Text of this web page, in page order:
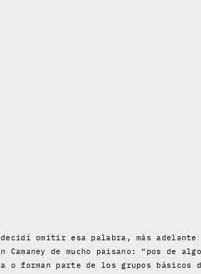
omitir esa palabra, más adelante
de mucho paisano: “pos de
forman parte de los grupos básicos